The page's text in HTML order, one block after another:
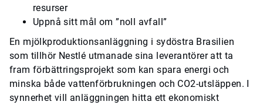
resurser
Uppnå sitt mål om ”noll avfall”
En mjölkproduktionsanläggning i sydöstra Brasilien
som tillhör Nestlé utmanade sina leverantörer att ta
fram förbättringsprojekt som kan spara energi och
minska både vattenförbrukningen och CO2-utsläppen. I
synnerhet vill anläggningen hitta ett ekonomiskt